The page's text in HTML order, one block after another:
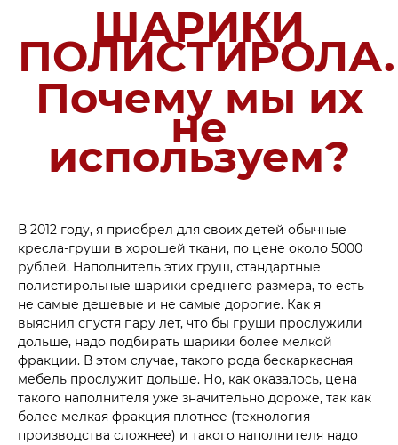
ШАРИКИ
ПОЛИСТИРОЛА.
Почему мы их
не
используем?
В 2012 году, я приобрел для своих детей обычные
кресла-груши в хорошей ткани, по цене около 5000
рублей. Наполнитель этих груш, стандартные
полистирольные шарики среднего размера, то есть
не самые дешевые и не самые дорогие. Как я
выяснил спустя пару лет, что бы груши прослужили
дольше, надо подбирать шарики более мелкой
фракции. В этом случае, такого рода бескаркасная
мебель прослужит дольше. Но, как оказалось, цена
такого наполнителя уже значительно дороже, так как
более мелкая фракция плотнее (технология
производства сложнее) и такого наполнителя надо